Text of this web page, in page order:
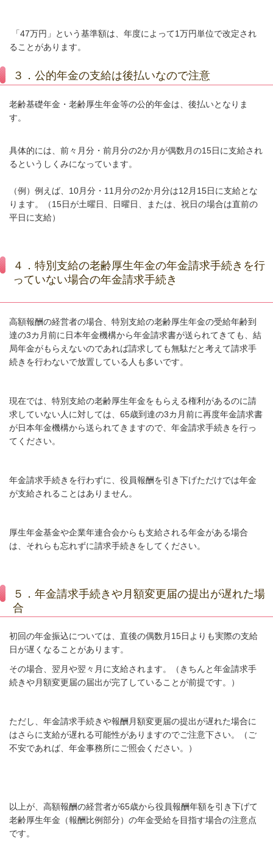
「47万円」という基準額は、年度によって1万円単位で改定され
ることがあります。
３．公的年金の支給は後払いなので注意
老齢基礎年金・老齢厚生年金等の公的年金は、後払いとなりま
す。
具体的には、前々月分・前月分の2か月が偶数月の15日に支給され
るというしくみになっています。
（例）例えば、 10月分・ 11 月分の2か月分は12 月 15日に支給とな
ります。（15日が土曜日、日曜日、または、祝日の場合は直前の
平日に支給）
４．特別支給の老齢厚生年金の年金請求手続きを行
っていない場合の年金請求手続き
高額報酬の経営者の場合、特別支給の老齢厚生年金の受給年齢到
達の3カ月前に日本年金機構から年金請求書が送られてきても、結
局年金がもらえないのであれば請求しても無駄だと考えて請求手
続きを行わないで放置している人も多いです。
現在では、特別支給の老齢厚生年金をもらえる権利があるのに請
求していない人に対しては、 65歳到達の3カ月前に再度年金請求書
が日本年金機構から送られてきますので、年金請求手続きを行っ
てください。
年金請求手続きを行わずに、役員報酬を引き下げただけでは年金
が支給されることはありません。
厚生年金基金や企業年連合会からも支給される年金がある場合
は、それらも忘れずに請求手続きをしてください。
５．年金請求手続きや月額変更届の提出が遅れた場
合
初回の年金振込については、直後の偶数月 15日よりも実際の支給
日が遅くなることがあります。
その場合、翌月や翌々月に支給されます。（きちんと年金請求手
続きや月額変更届の届出が完了していることが前提です。）
ただし、年金請求手続きや報酬月額変更届の提出が遅れた場合に
はさらに支給が遅れる可能性がありますのでご注意下さい。（ご
不安であれば、年金事務所にご照会ください。）
以上が、高額報酬の経営者が65歳から役員報酬年額を引き下げて
老齢厚生年金（報酬比例部分）の年金受給を目指す場合の注意点
です。